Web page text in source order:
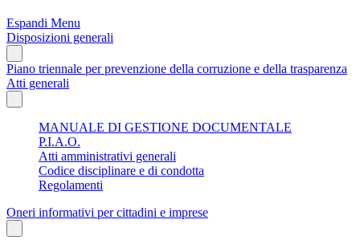
Espandi Menu
Disposizioni generali
Piano triennale per prevenzione della corruzione e della trasparenza
Atti generali
MANUALE DI GESTIONE DOCUMENTALE
P.I.A.O.
Atti amministrativi generali
Codice disciplinare e di condotta
Regolamenti
Oneri informativi per cittadini e imprese